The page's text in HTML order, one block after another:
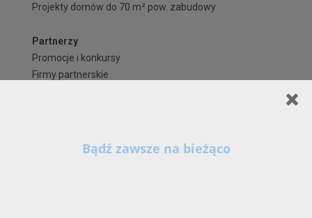
Szanowni Państwo,
Projekty domów do 70 m² pow. zabudowy
Partnerzy
Promocje i konkursy
Firmy partnerskie
Często zadawane pytania